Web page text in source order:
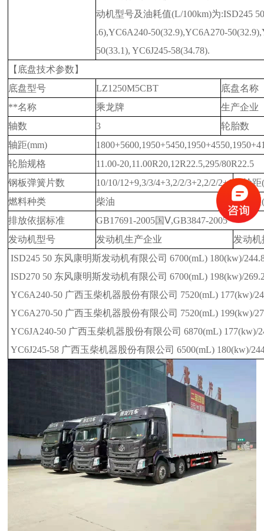
动机型号及油耗值(L/100km)为:ISD245
.6),YC6A240-50(32.9),YC6A270-
50(33.1), YC6J245-58(34.78).
【底盘技术参数】
底盘型号
LZ1250M5CBT
底盘名称
**名称
乘龙牌
生产企业
轴数
3
轮胎数
轴距(mm)
轮胎规格
11.00-20,11.00R20,12R22.5,295/80R22.5
钢板弹簧片数
10/10/12+9,3/3/4+3,2/2/3+2,2/2/2+1前轮距
燃料种类
柴油
后轮距
排放依据标准
GB17691-2005国Ⅴ,GB3847-2005
发动机型号
发动机生产企业
发动机
ISD245 50 东风康明斯发动机有限公司 6700(mL) 180(kw)/
ISD270 50 东风康明斯发动机有限公司 6700(mL) 198(kw)/
YC6A240-50 广西玉柴机器股份有限公司 7520(mL) 177(kw)/
YC6A270-50 广西玉柴机器股份有限公司 7520(mL) 199(kw)/
YC6JA240-50 广西玉柴机器股份有限公司 6870(mL) 177(kw)/
YC6J245-58 广西玉柴机器股份有限公司 6500(mL) 180(kw)/